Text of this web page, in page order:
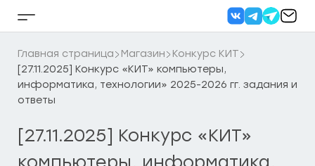
Кнопка
бокового
меню
Главная страница Магазин
Конкурс КИТ
[27.11.2025] Конкурс «КИТ» компьютеры,
информатика, технологии» 2025-2026 гг. задания и
ответы
[27.11.2025] Конкурс «КИТ»